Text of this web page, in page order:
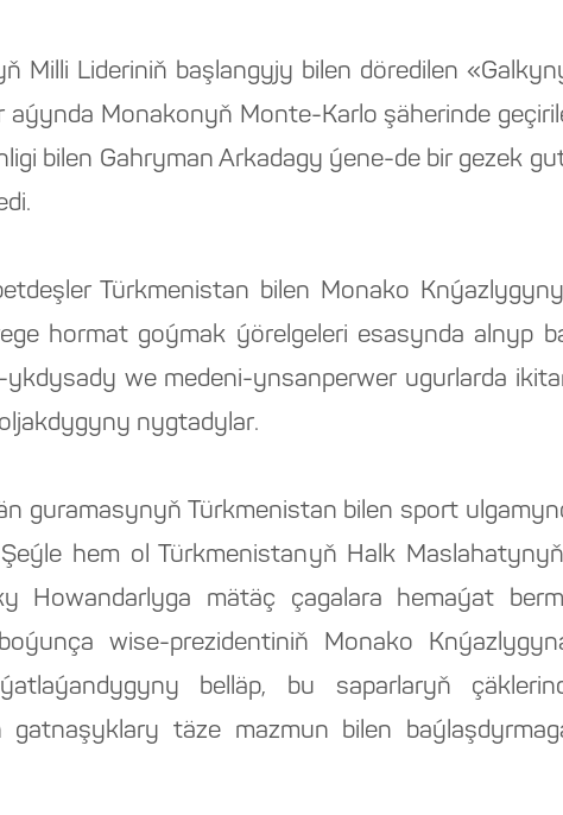
Milli Lideriniň başlangyjy bilen döredilen
Monakonyň Monte-Karlo şäherinde
bilen Gahryman Arkadagy ýene-de bir gezek
Türkmenistan bilen Monako
hormat goýmak ýörelgeleri esasynda alnyp
ykdysady we medeni-ynsanperwer ugurlarda
nygtadylar.
guramasynyň Türkmenistan bilen sport
hem ol Türkmenistanyň Halk
Howandarlyga mätäç çagalara hemaýat
wise-prezidentiniň Monako
belläp, bu saparlaryň
gatnaşyklary täze mazmun bilen